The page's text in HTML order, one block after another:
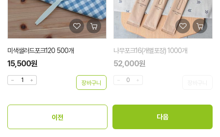
미색샐러드포크120 500개
15,500원
나무포크16(개별포장) 1000개
52,000원